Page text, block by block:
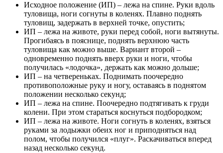
Исходное положение (ИП) – лежа на спине. Руки вдоль
туловища, ноги согнуты в коленях. Плавно поднять
туловищ, задержать в верхней точке, опустить;
ИП – лежа на животе, руки перед собой, ноги вытянуты.
Прогибаясь в пояснице, поднять верхнюю часть
туловища как можно выше. Вариант второй –
одновременно поднять вверх руки и ноги, чтобы
получилась «лодочка», держать как можно дольше;
ИП – на четвереньках. Поднимать поочередно
противоположные руку и ногу, оставаясь в поднятом
положении несколько секунд;
ИП – лежа на спине. Поочередно подтягивать к груди
колени. При этом стараться коснуться подбородком;
ИП – лежа на животе. Ноги согнуть в коленях, взяться
руками за лодыжки обеих ног и приподняться над
полом, чтобы получился «плуг». Раскачиваться вперед
назад несколько секунд.